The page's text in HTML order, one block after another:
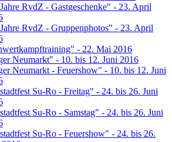
RvdZ - Gastgeschenke" - 23. April
RvdZ - Gruppenphotos" - 23. April
- 22. Mai 2016
Neumarkt" - 10. bis 12. Juni 2016
Neumarkt - Feuershow" - 10. bis 12. Juni
Su-Ro - Freitag" - 24. bis 26. Juni
Su-Ro - Samstag" - 24. bis 26. Juni
Su-Ro - Feuershow" - 24. bis 26.